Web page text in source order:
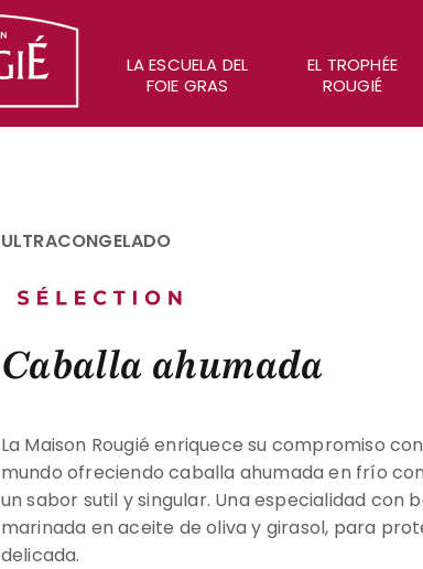
LA ESCUELA DEL
FOIE GRAS
EL TROPHÉE
ROUGIÉ
ULTRACONGELADO
Caballa ahumada
La Maison Rougié enriquece su compromiso
mundo ofreciendo caballa ahumada en frío
un sabor sutil y singular. Una especialidad con
marinada en aceite de oliva y girasol, para
delicada.